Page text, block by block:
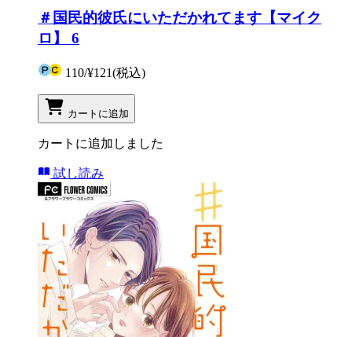
＃国民的彼氏にいただかれてます【マイク
ロ】 6
110/¥121(税込)
カートに追加
カートに追加しました
試し読み